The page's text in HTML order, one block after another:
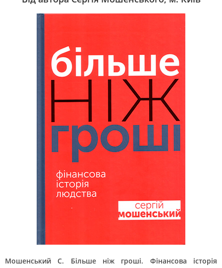
Мошенський С. Більше ніж гроші. Фінансова історія